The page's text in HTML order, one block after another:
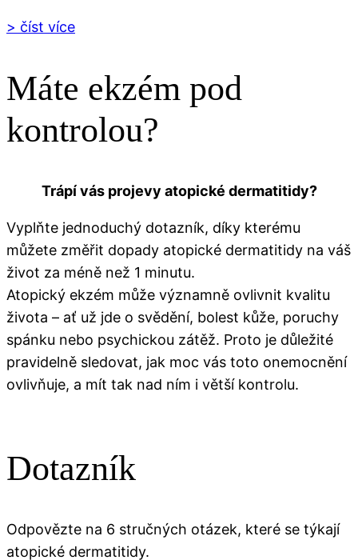
> číst více
Máte ekzém pod
kontrolou?
Trápí vás projevy atopické dermatitidy?
Vyplňte jednoduchý dotazník, díky kterému
můžete změřit dopady atopické dermatitidy na váš
život za méně než 1 minutu.
Atopický ekzém může významně ovlivnit kvalitu
života – ať už jde o svědění, bolest kůže, poruchy
spánku nebo psychickou zátěž. Proto je důležité
pravidelně sledovat, jak moc vás toto onemocnění
ovlivňuje, a mít tak nad ním i větší kontrolu.
Dotazník
Odpovězte na 6 stručných otázek, které se týkají
atopické dermatitidy.